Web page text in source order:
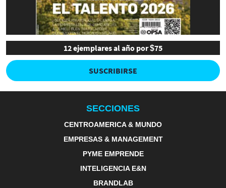
12 ejemplares al año por $75
SUSCRIBIRSE
SECCIONES
CENTROAMERICA & MUNDO
EMPRESAS & MANAGEMENT
PYME EMPRENDE
INTELIGENCIA E&N
BRANDLAB